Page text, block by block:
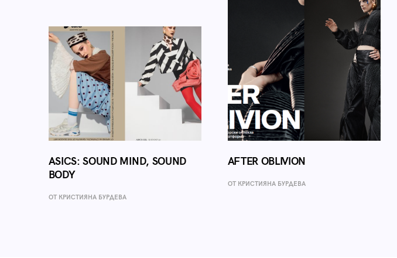
ASICS: SOUND MIND, SOUND
BODY
ОТ КРИСТИЯНА БУРДЕВА
AFTER OBLIVION
ОТ КРИСТИЯНА БУРДЕВА